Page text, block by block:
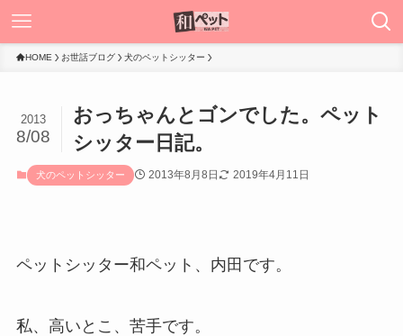
HOME お世話ブログ 犬のペットシッター
おっちゃんとゴンでした。ペット
シッター日記。
2013
8/08
犬のペットシッター 2013年8月8日 2019年4月11日
ペットシッター和ペット、内田です。
私、高いとこ、苦手です。